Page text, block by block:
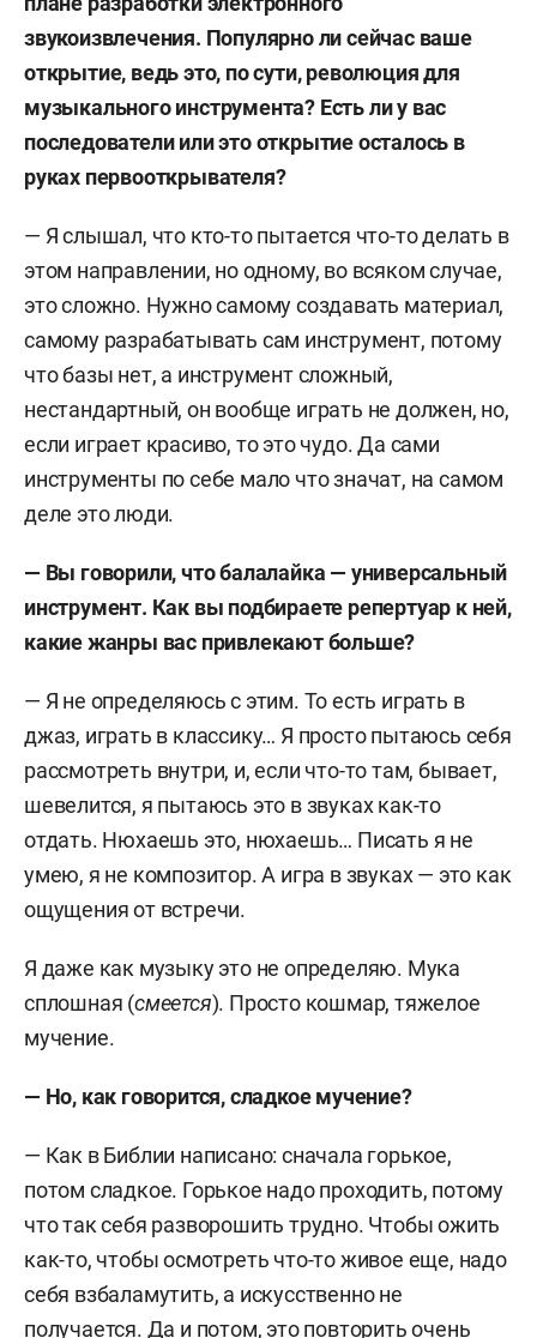
звукоизвлечения. Популярно ли сейчас ваше
открытие, ведь это, по сути, революция для
музыкального инструмента? Есть ли у вас
последователи или это открытие осталось в
руках первооткрывателя?
— Я слышал, что кто-то пытается что-то делать в
этом направлении, но одному, во всяком случае,
это сложно. Нужно самому создавать материал,
самому разрабатывать сам инструмент, потому
что базы нет, а инструмент сложный,
нестандартный, он вообще играть не должен, но,
если играет красиво, то это чудо.Да сами
инструменты по себе мало что значат, на самом
деле это люди.
— Вы говорили, что балалайка — универсальный
инструмент. Как вы подбираете репертуар к ней,
какие жанры вас привлекают больше?
— Я не определяюсь с этим. То есть играть в
джаз, играть в классику… Я просто пытаюсь себя
рассмотреть внутри, и, если что-то там, бывает,
шевелится, я пытаюсь это в звуках как-то
отдать. Нюхаешь это, нюхаешь… Писать я не
умею, я не композитор. А игра в звуках — это как
ощущения от встречи.
Я даже как музыку это не определяю. Мука
сплошная (смеется). Просто кошмар, тяжелое
мучение.
— Но, как говорится, сладкое мучение?
— Как в Библии написано: сначала горькое,
потом сладкое. Горькое надо проходить, потому
что так себя разворошить трудно. Чтобы ожить
как-то, чтобы осмотреть что-то живое еще, надо
себя взбаламутить, а искусственно не
получается. Да и потом, это повторить очень